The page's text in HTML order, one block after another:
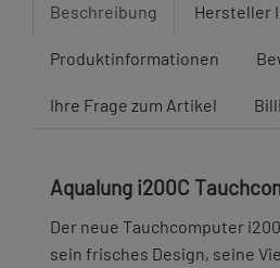
Beschreibung Hersteller
Produktinformationen
Ihre Frage zum Artikel
Aqualung i200C
Der neue Tauchcomputer
sein frisches Design, seine